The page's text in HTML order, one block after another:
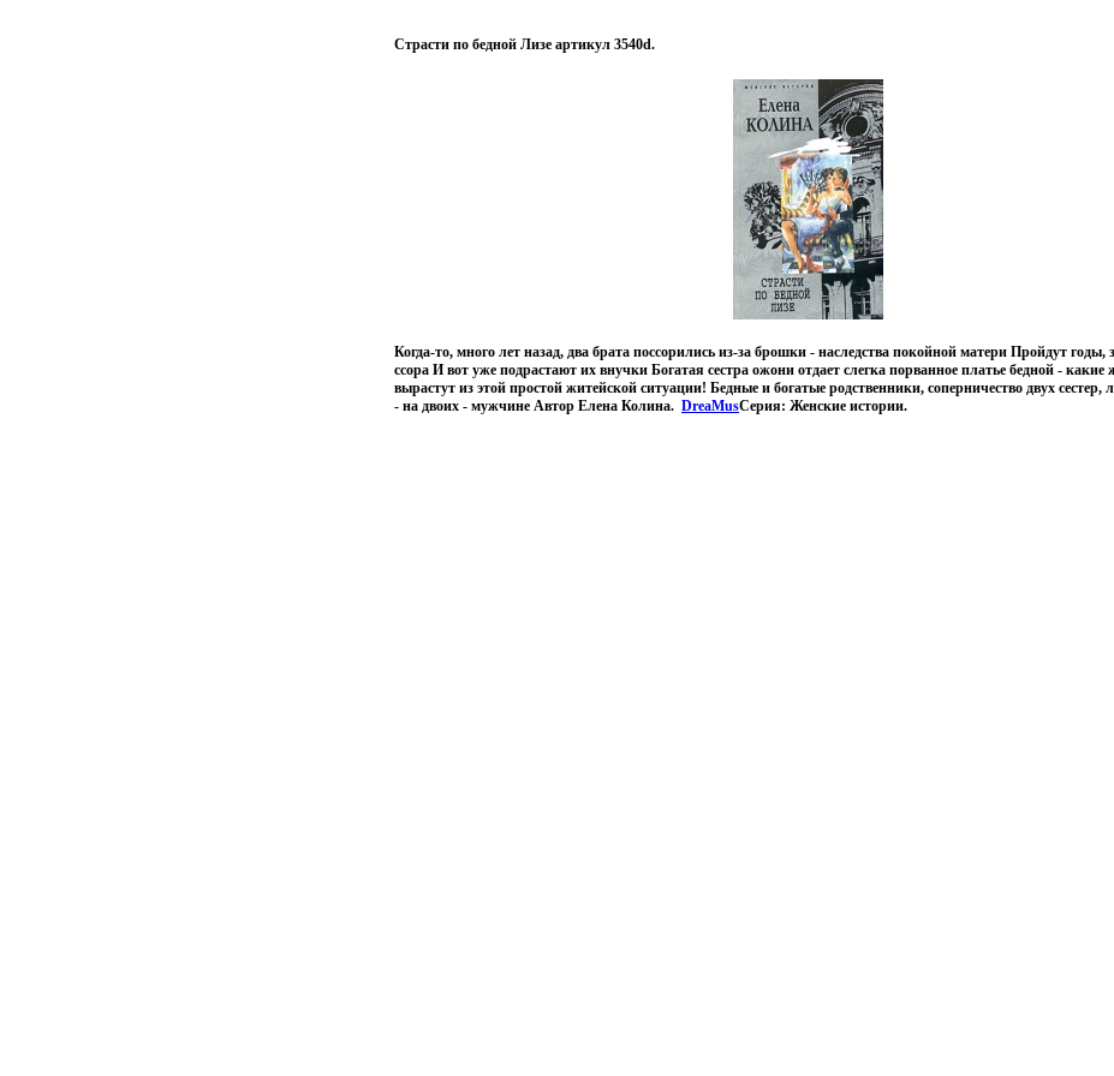
Страсти по бедной Лизе артикул 3540d.
Когда-то, много лет назад, два брата поссорились из-за брошки - наследства покойной матери Пройдут годы,
ссора И вот уже подрастают их внучки Богатая сестра ожони отдает слегка порванное платье бедной - какие
вырастут из этой простой житейской ситуации! Бедные и богатые родственники, соперничество двух сестер,
- на двоих - мужчине Автор Елена Колина. DreaMusСерия: Женские истории.